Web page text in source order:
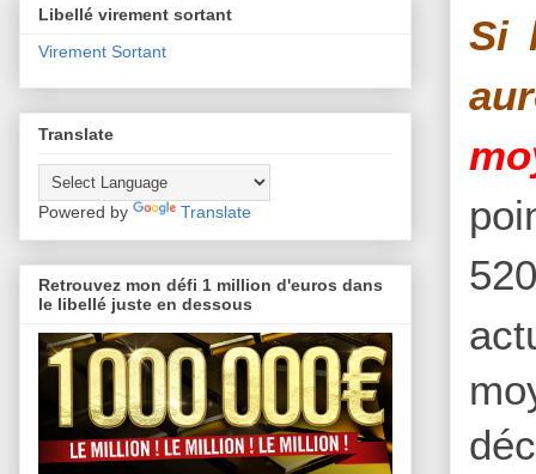
Si
Libellé virement sortant
Virement Sortant
Translate
Powered by Translate
Retrouvez mon défi 1 million d'euros dans
le libellé juste en dessous